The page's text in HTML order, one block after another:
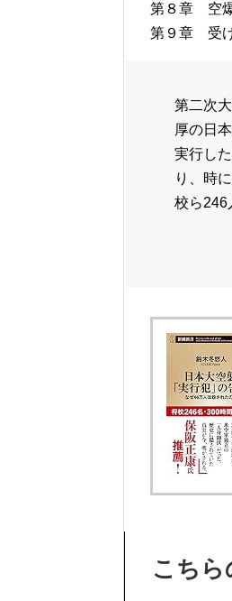
第８章 空
第９章 受
第二次
厚の日
実行し
り、時
校ら246
こち